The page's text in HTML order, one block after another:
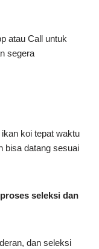
atau Call untuk
segera
koi tepat waktu
bisa datang sesuai
seleksi dan
dan seleksi